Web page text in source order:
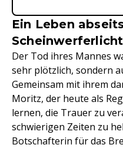
Ein Leben
Der Tod ihres Mannes
sehr plötzlich, sondern
Gemeinsam mit ihrem
Moritz, der heute als
lernen, die Trauer zu
schwierigen Zeiten zu
Botschafterin für das